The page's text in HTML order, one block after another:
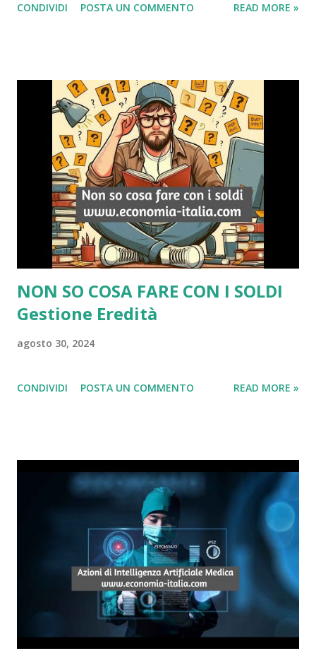
CONDIVIDI POSTA UN COMMENTO READ MORE »
NON SO COSA FARE CON I SOLDI
Gestione Eredità
agosto 30, 2024
CONDIVIDI POSTA UN COMMENTO READ MORE »